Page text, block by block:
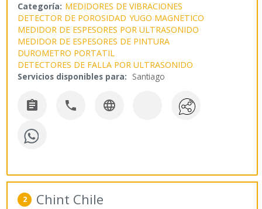
Categoría: MEDIDORES DE VIBRACIONES
DETECTOR DE POROSIDAD YUGO MAGNETICO
MEDIDOR DE ESPESORES POR ULTRASONIDO
MEDIDOR DE ESPESORES DE PINTURA
DUROMETRO PORTATIL
DETECTORES DE FALLA POR ULTRASONIDO
Servicios disponibles para: Santiago
  
2 Chint Chile